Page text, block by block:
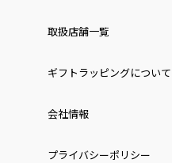
取扱店舗一覧
ギフトラッピングについて
会社情報
プライバシーポリシー